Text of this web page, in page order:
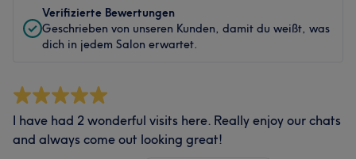
Verifizierte Bewertungen
Geschrieben von unseren Kunden, damit du weißt, was
dich in jedem Salon erwartet.
I have had 2 wonderful visits here. Really enjoy our chats
and always come out looking great!